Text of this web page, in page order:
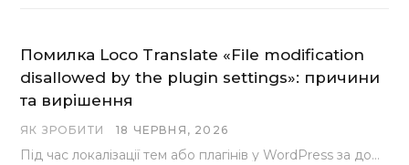
Помилка Loco Translate «File modification
disallowed by the plugin settings»: причини
та вирішення
ЯК ЗРОБИТИ 18 ЧЕРВНЯ, 2026
Під час локалізації тем або плагінів у WordPress за допомогою популярного інструменту Loco Translate розробники…